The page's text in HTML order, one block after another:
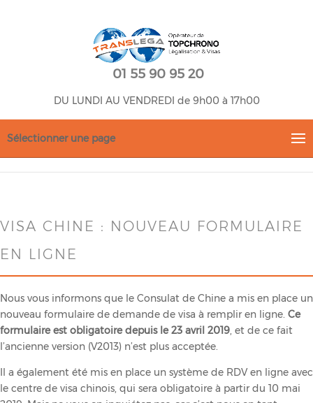
01 55 90 95 20
DU LUNDI AU VENDREDI de 9h00 à 17h00
Sélectionner une page
VISA CHINE : NOUVEAU FORMULAIRE
EN LIGNE
Nous vous informons que le Consulat de Chine a mis en place un
nouveau formulaire de demande de visa à remplir en ligne. Ce
formulaire est obligatoire depuis le 23 avril 2019, et de ce fait
l’ancienne version (V2013) n’est plus acceptée.
Il a également été mis en place un système de RDV en ligne avec
le centre de visa chinois, qui sera obligatoire à partir du 10 mai